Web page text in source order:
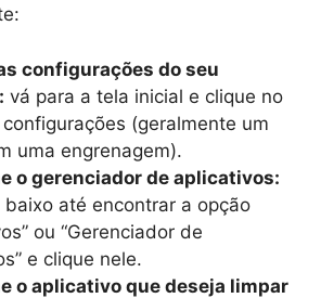
configurações do seu
vá para a tela inicial e clique no
(geralmente um
uma engrenagem).
o gerenciador de aplicativos:
baixo até encontrar a opção
ou “Gerenciador de
e clique nele.
o aplicativo que deseja limpar